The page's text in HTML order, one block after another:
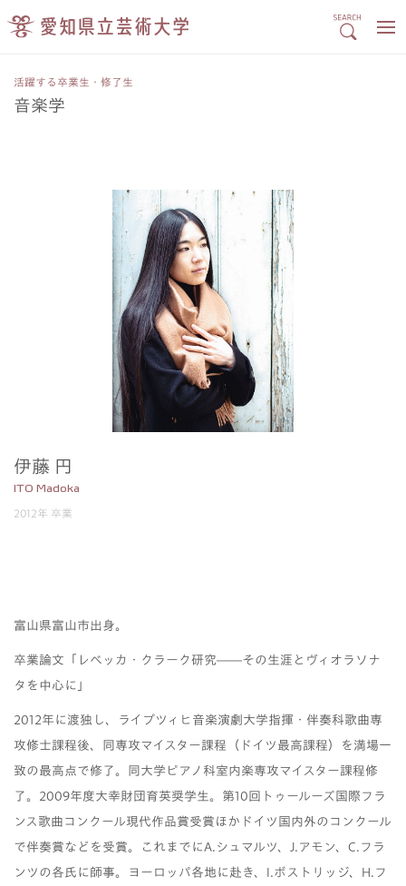
活躍する卒業生・修了生
音楽学
伊藤 円
ITO Madoka
2012年 卒業
富山県富山市出身。
卒業論文「レベッカ・クラーク研究――その生涯とヴィオラソナ
タを中心に」
2012年に渡独し、ライプツィヒ音楽演劇大学指揮・伴奏科歌曲専
攻修士課程後、同専攻マイスター課程（ドイツ最高課程）を満場一
致の最高点で修了。同大学ピアノ科室内楽専攻マイスター課程修
了。 2009年度大幸財団育英奨学生。第10回トゥールーズ国際フラ
ンス歌曲コンクール現代作品賞受賞ほかドイツ国内外のコンクール
で伴奏賞などを受賞。これまでに A. シュマルツ、 J. アモン、 C. フラ
ンツの各氏に師事。ヨーロッパ各地に赴き、 I. ボストリッジ、 H. フ